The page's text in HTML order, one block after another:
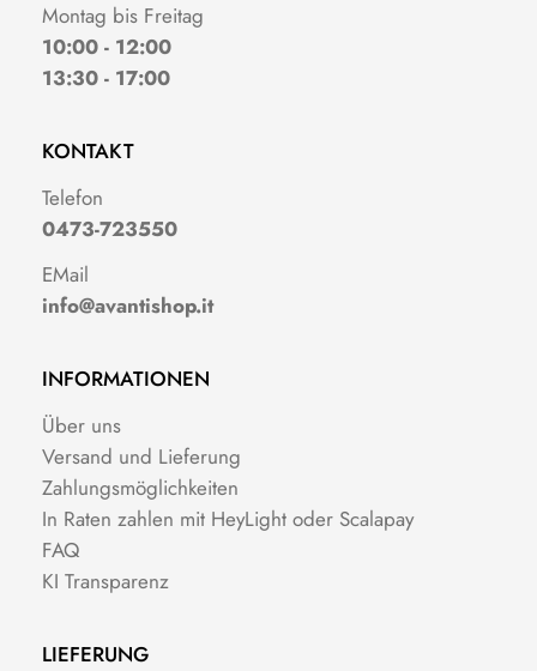
Montag bis Freitag
10:00 - 12:00
13:30 - 17:00
KONTAKT
Telefon
0473-723550
EMail
info@avantishop.it
INFORMATIONEN
Über uns
Versand und Lieferung
Zahlungsmöglichkeiten
In Raten zahlen mit HeyLight oder Scalapay
FAQ
KI Transparenz
LIEFERUNG